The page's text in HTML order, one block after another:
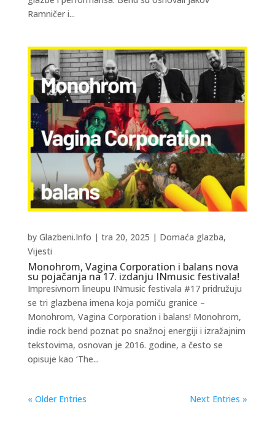
Ramničer i...
Monohrom, Vagina Corporation i balans nova
su pojačanja na 17. izdanju INmusic festivala!
by Glazbeni.Info | tra 20, 2025 | Domaća glazba,
Vijesti
Impresivnom lineupu INmusic festivala #17 pridružuju
se tri glazbena imena koja pomiču granice –
Monohrom, Vagina Corporation i balans! Monohrom,
indie rock bend poznat po snažnoj energiji i izražajnim
tekstovima, osnovan je 2016. godine, a često se
opisuje kao ‘The...
« Older Entries Next Entries »